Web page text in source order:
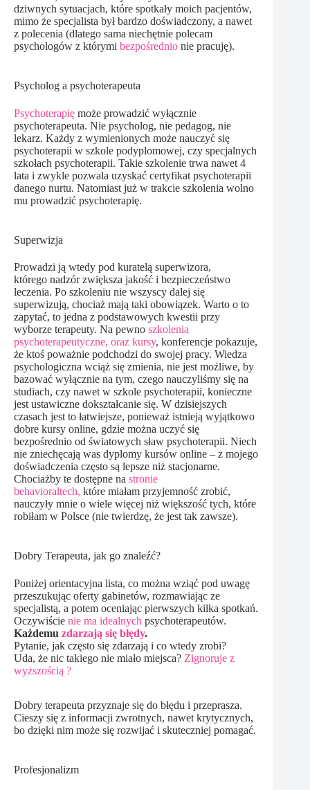
dziwnych sytuacjach, które spotkały moich pacjentów,
mimo że specjalista był bardzo doświadczony, a nawet
z polecenia (dlatego sama niechętnie polecam
psychologów z którymi bezpośrednio nie pracuję).
Psycholog a psychoterapeuta
Psychoterapię może prowadzić wyłącznie
psychoterapeuta. Nie psycholog, nie pedagog, nie
lekarz. Każdy z wymienionych może nauczyć się
psychoterapii w szkole podyplomowej, czy specjalnych
szkołach psychoterapii. Takie szkolenie trwa nawet 4
lata i zwykle pozwala uzyskać certyfikat psychoterapii
danego nurtu. Natomiast już w trakcie szkolenia wolno
mu prowadzić psychoterapię.
Superwizja
Prowadzi ją wtedy pod kuratelą superwizora,
którego nadzór zwiększa jakość i bezpieczeństwo
leczenia. Po szkoleniu nie wszyscy dalej się
superwizują, chociaż mają taki obowiązek. Warto o to
zapytać, to jedna z podstawowych kwestii przy
wyborze terapeuty. Na pewno szkolenia
psychoterapeutyczne, oraz kursy, konferencje pokazuje,
że ktoś poważnie podchodzi do swojej pracy. Wiedza
psychologiczna wciąż się zmienia, nie jest możliwe, by
bazować wyłącznie na tym, czego nauczyliśmy się na
studiach, czy nawet w szkole psychoterapii, konieczne
jest ustawiczne dokształcanie się. W dzisiejszych
czasach jest to łatwiejsze, ponieważ istnieją wyjątkowo
dobre kursy online, gdzie można uczyć się
bezpośrednio od światowych sław psychoterapii. Niech
nie zniechęcają was dyplomy kursów online – z mojego
doświadczenia często są lepsze niż stacjonarne.
Chociażby te dostępne na stronie
behavioraltech, które miałam przyjemność zrobić,
nauczyły mnie o wiele więcej niż większość tych, które
robiłam w Polsce (nie twierdzę, że jest tak zawsze).
Dobry Terapeuta, jak go znaleźć?
Poniżej orientacyjna lista, co można wziąć pod uwagę
przeszukując oferty gabinetów, rozmawiając ze
specjalistą, a potem oceniając pierwszych kilka spotkań.
Oczywiście nie ma idealnych psychoterapeutów.
Każdemu zdarzają się błędy.
Pytanie, jak często się zdarzają i co wtedy zrobi?
Uda, że nic takiego nie miało miejsca? Zignoruje z
wyższością ?
Dobry terapeuta przyznaje się do błędu i przeprasza.
Cieszy się z informacji zwrotnych, nawet krytycznych,
bo dzięki nim może się rozwijać i skuteczniej pomagać.
Profesjonalizm